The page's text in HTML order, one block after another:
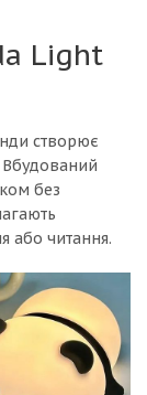
Light
створює
Вбудований
без
або читання.